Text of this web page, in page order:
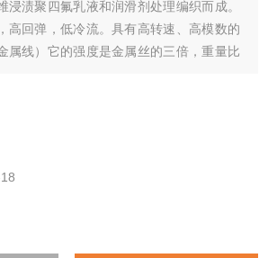
浸渍聚四氟乳液和润滑剂处理编织而成。
高回弹，低冷流。具有高转速、高模数的
属线）它的强度是金属丝的三倍，重量比